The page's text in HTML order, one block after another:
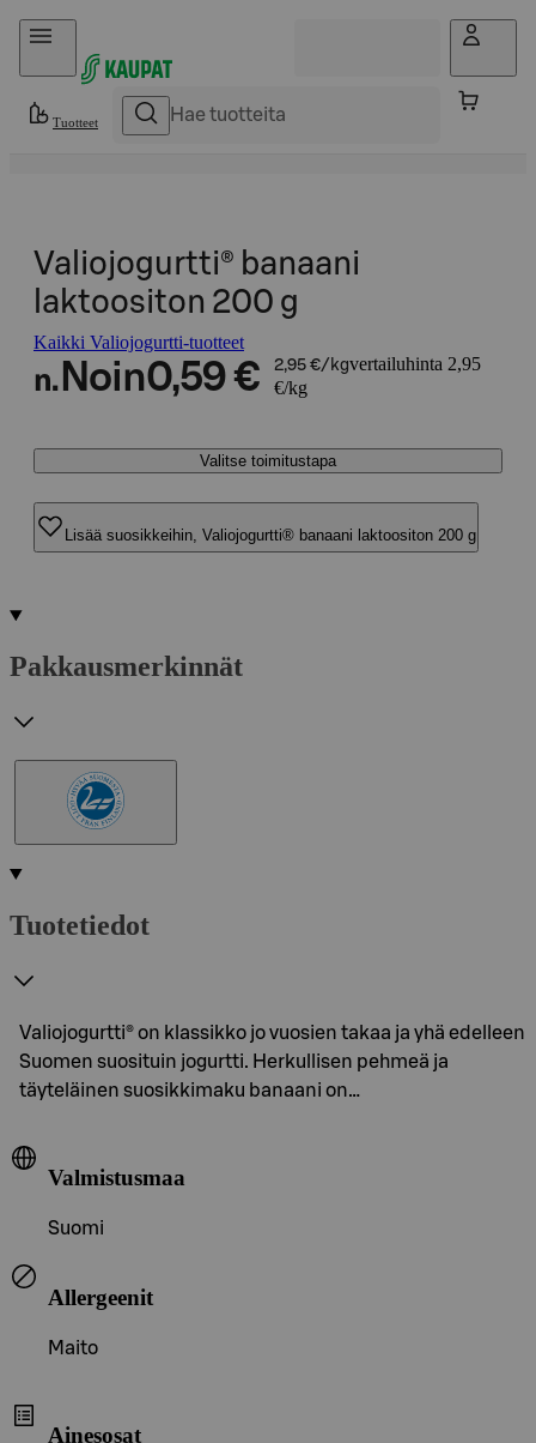
Hyppää sisältöön
Tuotteet
Valiojogurtti® banaani
laktoositon 200 g
Kaikki Valiojogurtti-tuotteet
n. Noin0,59 € 2,95 €/kgvertailuhinta 2,95
€/kg
Valitse toimitustapa
Lisää suosikkeihin, Valiojogurtti® banaani laktoositon 200 g
Pakkausmerkinnät
Tuotetiedot
Valiojogurtti® on klassikko jo vuosien takaa ja yhä edelleen
Suomen suosituin jogurtti. Herkullisen pehmeä ja
täyteläinen suosikkimaku banaani on…
Valmistusmaa
Suomi
Allergeenit
Maito
Ainesosat